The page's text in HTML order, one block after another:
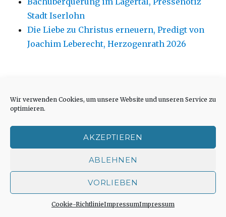
Wir verwenden Cookies, um unsere Website und unseren Service zu
optimieren.
AKZEPTIEREN
ABLEHNEN
VORLIEBEN
Cookie-RichtlinieImpressumImpressum
Stadt Iserlohn
Die Liebe zu Christus erneuern, Predigt von
Joachim Leberecht, Herzogenrath 2026
Dezember 2014
M D F
4
15 16 17 18 19 20 21